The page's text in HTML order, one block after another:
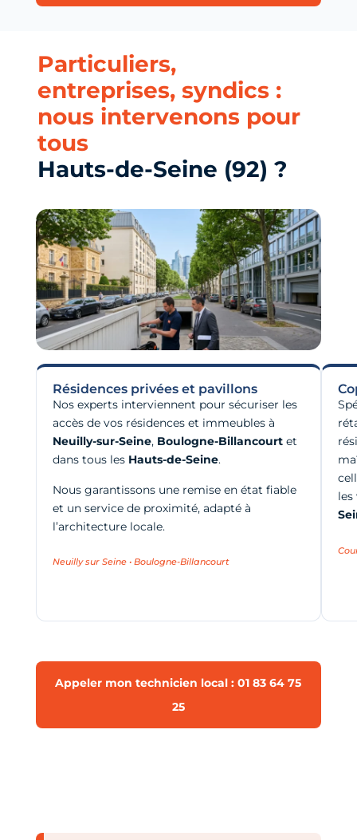
Particuliers,
entreprises, syndics :
nous intervenons pour
tous
Hauts-de-Seine (92) ?
Résidences privées et pavillons
Nos experts interviennent pour sécuriser les
accès de vos résidences et immeubles à
Neuilly-sur-Seine, Boulogne-Billancourtet
dans tous les Hauts-de-Seine.
Nous garantissons une remise en état fiable
et un service de proximité, adapté à
l’architecture locale.
Neuilly sur Seine • Boulogne-Billancourt
Appeler mon technicien local : 01 83 64 75
25